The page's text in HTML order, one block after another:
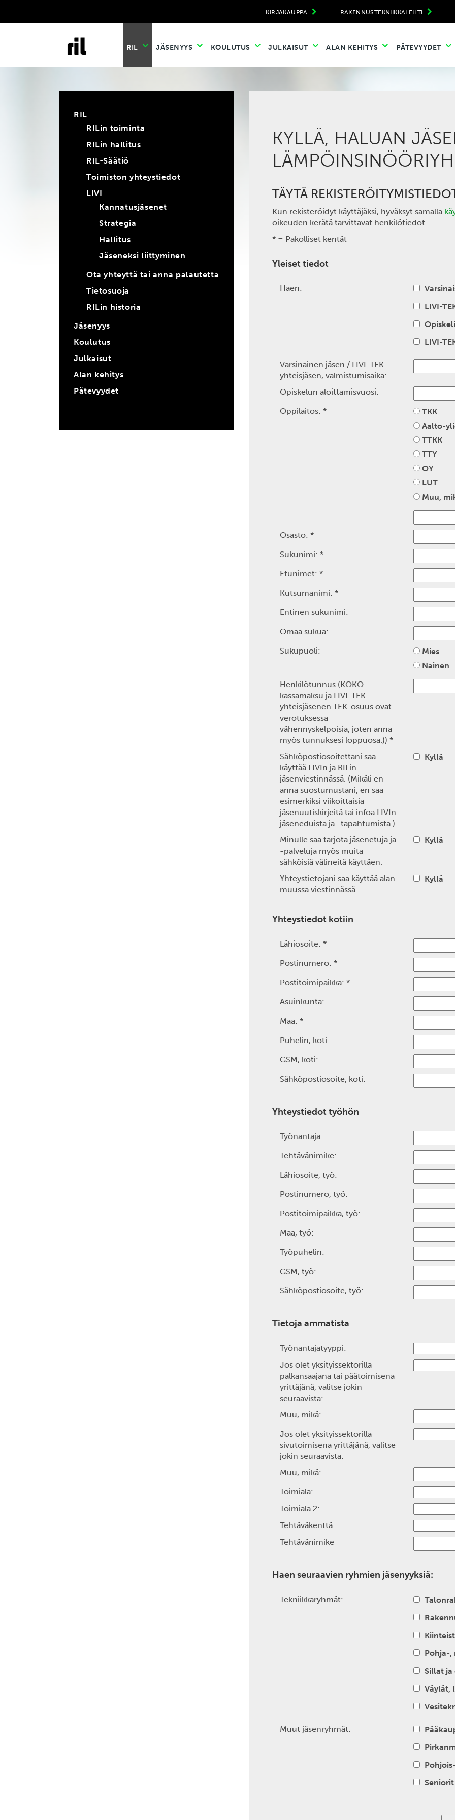
RAKENNUSTEKNIIKKALEHTI
KIRJAKAUPPA
RIL JÄSENYYS KOULUTUS JULKAISUT ALAN KEHITYS PÄTEVYYDET
RIL
RILin toiminta
RILin hallitus
RIL-Säätiö
Toimiston yhteystiedot
LIVI
Kannatusjäsenet
Strategia
Hallitus
Jäseneksi liittyminen
Ota yhteyttä tai anna palautetta
Tietosuoja
RILin historia
Jäsenyys
Koulutus
Julkaisut
Alan kehitys
Pätevyydet
KYLLÄ, HALUAN
TÄYTÄ
Kun rekisteröidyt käyttäjäksi, hyväksyt samalla
oikeuden kerätä tarvittavat henkilötiedot.
* = Pakolliset kentät
Yleiset tiedot
Haen:
LIVI-
LIVI-
Varsinainen jäsen / LIVI-TEK
yhteisjäsen, valmistumisaika:
Opiskelun aloittamisvuosi:
Oppilaitos:*
TKK
Aalto-
TTKK
TTY
OY
LUT
Muu,
Osasto:*
Sukunimi:*
Etunimet:*
Kutsumanimi:*
Entinen sukunimi:
Omaa sukua:
Sukupuoli:
Mies
Nainen
Henkilötunnus (KOKO-
kassamaksu ja LIVI-TEK-
yhteisjäsenen TEK-osuus ovat
verotuksessa
vähennyskelpoisia, joten anna
myös tunnuksesi loppuosa.))*
Sähköpostiosoitettani saa
käyttää LIVIn ja RILin
jäsenviestinnässä. (Mikäli en
anna suostumustani, en saa
esimerkiksi viikoittaisia
jäsenuutiskirjeitä tai infoa LIVIn
jäseneduista ja -tapahtumista.)
Kyllä
Minulle saa tarjota jäsenetuja ja
-palveluja myös muita
sähköisiä välineitä käyttäen.
Kyllä
Yhteystietojani saa käyttää alan
muussa viestinnässä.
Kyllä
Yhteystiedot kotiin
Lähiosoite:*
Postinumero:*
Postitoimipaikka:*
Asuinkunta:
Maa:*
Puhelin, koti:
GSM, koti:
Sähköpostiosoite, koti:
Yhteystiedot työhön
Työnantaja:
Tehtävänimike:
Lähiosoite, työ:
Postinumero, työ:
Postitoimipaikka, työ:
Maa, työ:
Työpuhelin:
GSM, työ:
Sähköpostiosoite, työ:
Tietoja ammatista
Työnantajatyyppi:
Jos olet yksityissektorilla
palkansaajana tai päätoimisena
yrittäjänä, valitse jokin
seuraavista:
Muu, mikä:
Jos olet yksityissektorilla
sivutoimisena yrittäjänä, valitse
jokin seuraavista:
Muu, mikä:
Toimiala:
Toimiala 2:
Tehtäväkenttä:
Tehtävänimike
Haen seuraavien ryhmien jäsenyyksiä:
Tekniikkaryhmät:
Pohja-,
Sillat ja
Väylät,
Muut jäsenryhmät:
Seniorit